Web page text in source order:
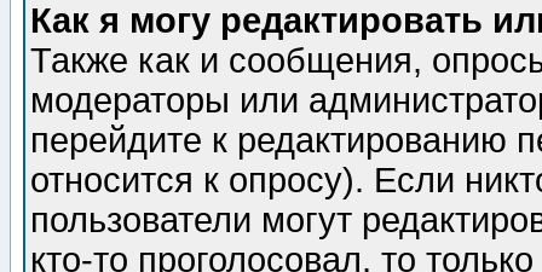
Как я могу редактировать
Также как и сообщения,
модераторы или
перейдите к редактированию
относится к опросу). Если
пользователи могут
кто-то проголосовал, то